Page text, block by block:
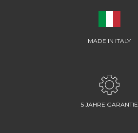
MADE IN ITALY
5 JAHRE GARANTIE